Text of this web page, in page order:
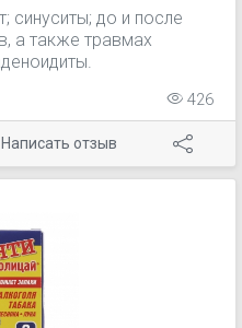
синуситы; до и после
а также травмах
426
Написать отзыв